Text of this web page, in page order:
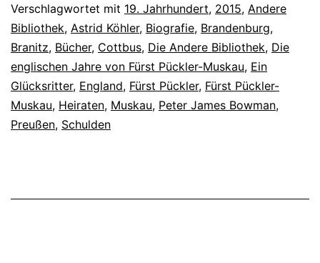
Verschlagwortet mit 19. Jahrhundert, 2015, Andere
Bibliothek, Astrid Köhler, Biografie, Brandenburg,
Branitz, Bücher, Cottbus, Die Andere Bibliothek, Die
englischen Jahre von Fürst Pückler-Muskau, Ein
Glücksritter, England, Fürst Pückler, Fürst Pückler-
Muskau, Heiraten, Muskau, Peter James Bowman,
Preußen, Schulden